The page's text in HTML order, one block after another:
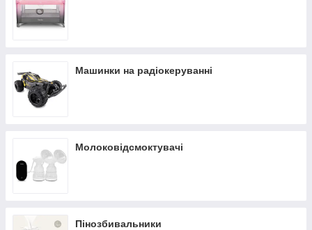
Машинки на радіокеруванні
Молоковідсмоктувачі
Пінозбивальники